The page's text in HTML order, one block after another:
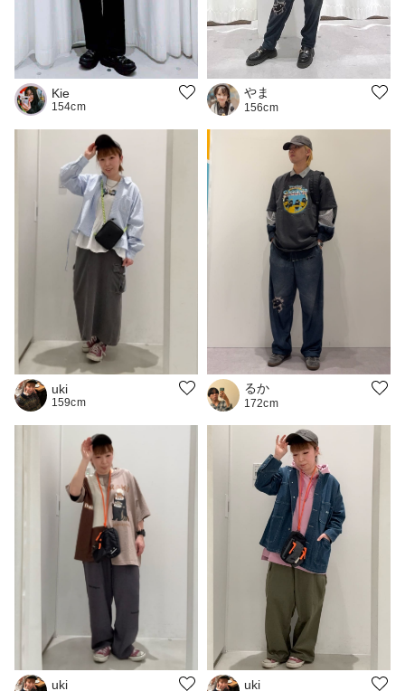
Kie
154cm
やま
156cm
uki
159cm
るか
172cm
uki uki